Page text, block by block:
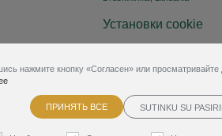
Установки cookie
Отменить бронь
нажмите кнопку «Согласен» или
ПРИНЯТЬ ВСЕ SUTINKU SU